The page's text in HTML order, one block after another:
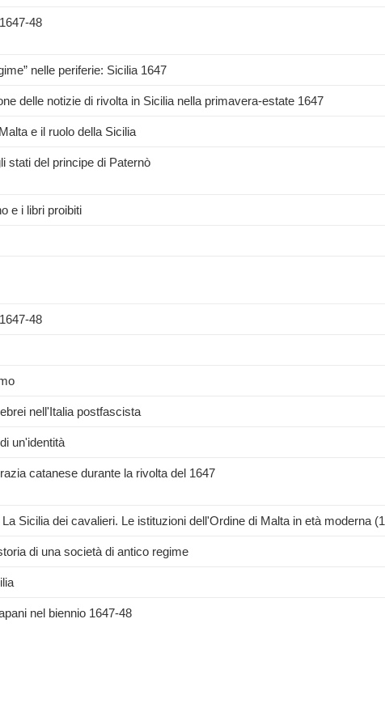
48
nelle periferie: Sicilia 1647
delle notizie di rivolta in Sicilia nella primavera-estate 1647
e il ruolo della Sicilia
stati del principe di Paternò
e i libri proibiti
48
nell'Italia postfascista
un'identità
catanese durante la rivolta del 1647
Sicilia dei cavalieri. Le istituzioni dell'Ordine di Malta in età moderna
di una società di antico regime
nel biennio 1647-48